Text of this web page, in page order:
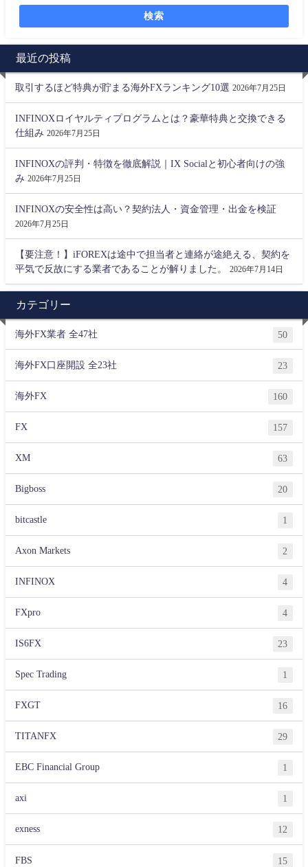
検索
最近の投稿
取引するほど特典が貯まる海外FXランキング10選 2026年7月25日
INFINOXロイヤルティプログラムとは？豪華特典と交換できる
仕組み 2026年7月25日
INFINOXの評判・特徴を徹底解説｜IX Socialと初心者向けの強
み 2026年7月25日
INFINOXの安全性は高い？契約法人・資金管理・出金を検証
2026年7月25日
【要注意！】iFOREXは途中で担当者と連絡が途絶える、契約を
平気で反故にする業者であることが解りました。
2026年7月14日
カテゴリー
海外FX業者 全47社 50
海外FX口座開設 全23社 23
海外FX 160
FX 157
XM 63
Bigboss 20
bitcastle 1
Axon Markets 2
INFINOX 4
FXpro 4
IS6FX 23
Spec Trading 1
FXGT 16
TITANFX 29
EBC Financial Group 1
axi 1
exness 12
FBS 15